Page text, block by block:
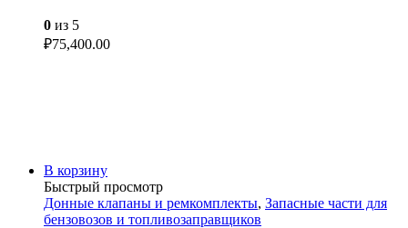
0 из 5
₽75,400.00
В корзину
Быстрый просмотр
Донные клапаны и ремкомплекты, Запасные части для
бензовозов и топливозаправщиков